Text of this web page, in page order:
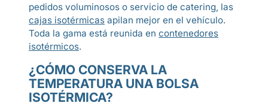
pedidos voluminosos o servicio de catering, las
cajas isotérmicas apilan mejor en el vehículo.
Toda la gama está reunida en contenedores
isotérmicos.
¿CÓMO CONSERVA LA
TEMPERATURA UNA BOLSA
ISOTÉRMICA?